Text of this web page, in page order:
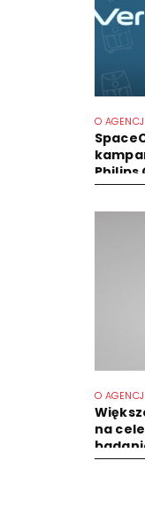
O
Philips
O
na